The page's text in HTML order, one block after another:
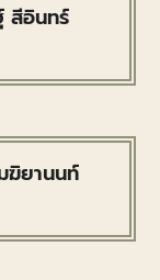
สีอินทร์
ฆิยานนท์